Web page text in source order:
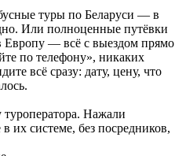
туры по Беларуси — в
Или полноценные путёвки
Европу — всё с выездом прямо
по телефону», никаких
всё сразу: дату, цену, что
Нажали
их системе, без посредников,